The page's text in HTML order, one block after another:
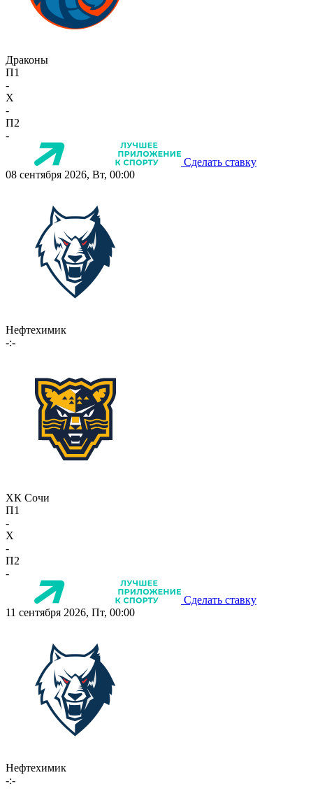
Драконы
П1
-
X
-
П2
-
Сделать ставку
08 сентября 2026, Вт, 00:00
Нефтехимик
-:-
ХК Сочи
П1
-
X
-
П2
-
Сделать ставку
11 сентября 2026, Пт, 00:00
Нефтехимик
-:-